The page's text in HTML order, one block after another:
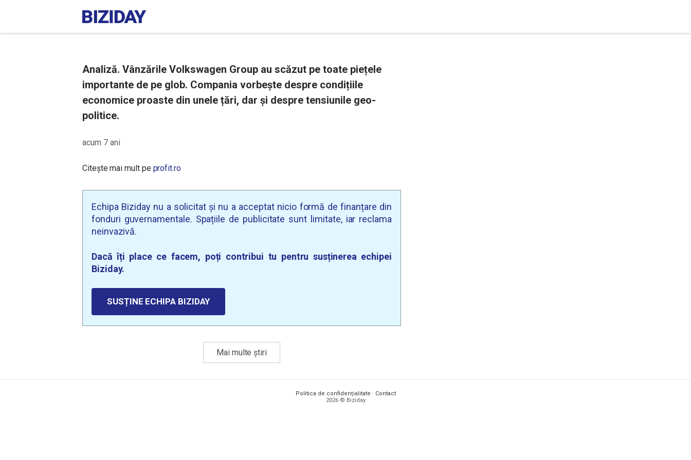
Analiză. Vânzările Volkswagen Group au scăzut pe toate piețele
importante de pe glob. Compania vorbește despre condițiile
economice proaste din unele țări, dar și despre tensiunile geo-
politice.
acum 7 ani
Citește mai mult pe profit.ro
Echipa Biziday nu a solicitat și nu a acceptat nicio formă de finanțare din
fonduri guvernamentale. Spațiile de publicitate sunt limitate, iar reclama
neinvazivă.
Dacă îți place ce facem, poți contribui tu pentru susținerea echipei
Biziday.
SUSȚINE ECHIPA BIZIDAY
Mai multe știri
Politica de confidențialitate · Contact
2026 © Biziday